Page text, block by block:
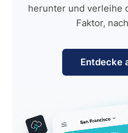
herunter und verleihe
Faktor,
Entdecke